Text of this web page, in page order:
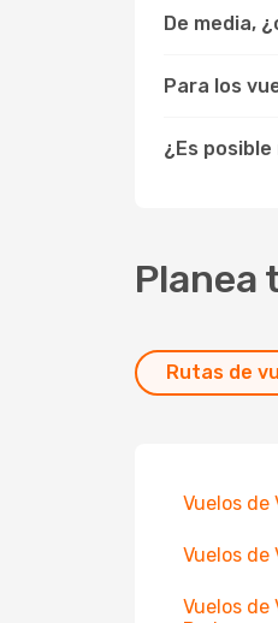
De media,
Para los
¿Es
Planea
Rutas de
Vuelos de
Vuelos de
Vuelos de